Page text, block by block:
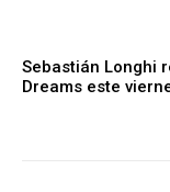
Sebastián Longhi
Dreams este